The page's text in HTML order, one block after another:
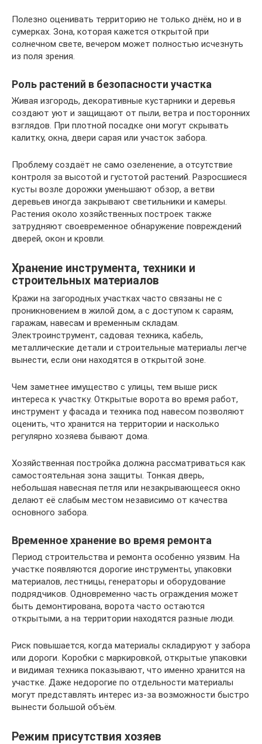
Полезно оценивать территорию не только днём, но и в
сумерках. Зона, которая кажется открытой при
солнечном свете, вечером может полностью исчезнуть
из поля зрения.
Роль растений в безопасности участка
Живая изгородь, декоративные кустарники и деревья
создают уют и защищают от пыли, ветра и посторонних
взглядов. При плотной посадке они могут скрывать
калитку, окна, двери сарая или участок забора.
Проблему создаёт не само озеленение, а отсутствие
контроля за высотой и густотой растений. Разросшиеся
кусты возле дорожки уменьшают обзор, а ветви
деревьев иногда закрывают светильники и камеры.
Растения около хозяйственных построек также
затрудняют своевременное обнаружение повреждений
дверей, окон и кровли.
Хранение инструмента, техники и
строительных материалов
Кражи на загородных участках часто связаны не с
проникновением в жилой дом, а с доступом к сараям,
гаражам, навесам и временным складам.
Электроинструмент, садовая техника, кабель,
металлические детали и строительные материалы легче
вынести, если они находятся в открытой зоне.
Чем заметнее имущество с улицы, тем выше риск
интереса к участку. Открытые ворота во время работ,
инструмент у фасада и техника под навесом позволяют
оценить, что хранится на территории и насколько
регулярно хозяева бывают дома.
Хозяйственная постройка должна рассматриваться как
самостоятельная зона защиты. Тонкая дверь,
небольшая навесная петля или незакрывающееся окно
делают её слабым местом независимо от качества
основного забора.
Временное хранение во время ремонта
Период строительства и ремонта особенно уязвим. На
участке появляются дорогие инструменты, упаковки
материалов, лестницы, генераторы и оборудование
подрядчиков. Одновременно часть ограждения может
быть демонтирована, ворота часто остаются
открытыми, а на территории находятся разные люди.
Риск повышается, когда материалы складируют у забора
или дороги. Коробки с маркировкой, открытые упаковки
и видимая техника показывают, что именно хранится на
участке. Даже недорогие по отдельности материалы
могут представлять интерес из-за возможности быстро
вынести большой объём.
Режим присутствия хозяев